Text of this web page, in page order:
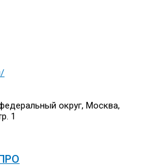
округ, Москва,
1